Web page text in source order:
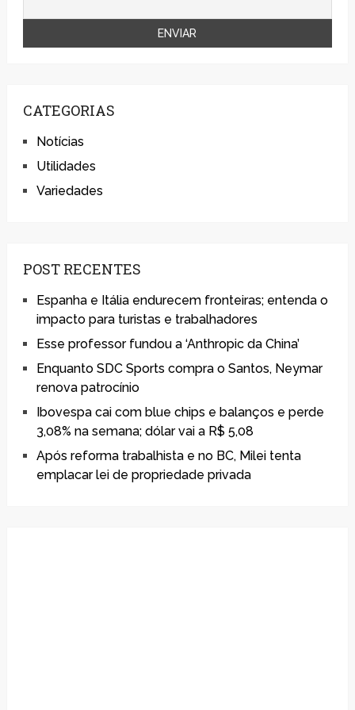
CATEGORIAS
Notícias
Utilidades
Variedades
POST RECENTES
Espanha e Itália endurecem fronteiras; entenda o
impacto para turistas e trabalhadores
Esse professor fundou a ‘Anthropic da China’
Enquanto SDC Sports compra o Santos, Neymar
renova patrocínio
Ibovespa cai com blue chips e balanços e perde
3,08% na semana; dólar vai a R$ 5,08
Após reforma trabalhista e no BC, Milei tenta
emplacar lei de propriedade privada